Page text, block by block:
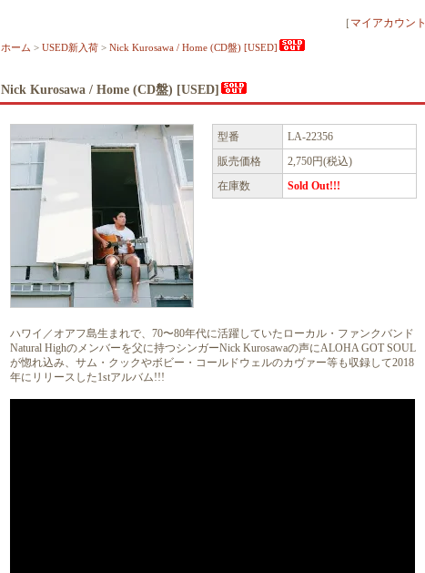
［ マイアカウント
ホーム > USED新入荷 > Nick Kurosawa / Home (CD盤) [USED]
Nick Kurosawa / Home (CD盤) [USED]
型番
LA-22356
販売価格
2,750円(税込)
在庫数
Sold Out!!!
ハワイ／オアフ島生まれで、70〜80年代に活躍していたローカル・ファンクバンド
Natural Highのメンバーを父に持つシンガーNick Kurosawaの声にALOHA GOT SOUL
が惚れ込み、サム・クックやボビー・コールドウェルのカヴァー等も収録して2018
年にリリースした1stアルバム!!!